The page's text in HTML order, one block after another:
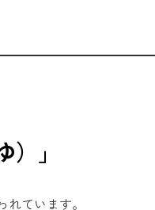
」
ています。